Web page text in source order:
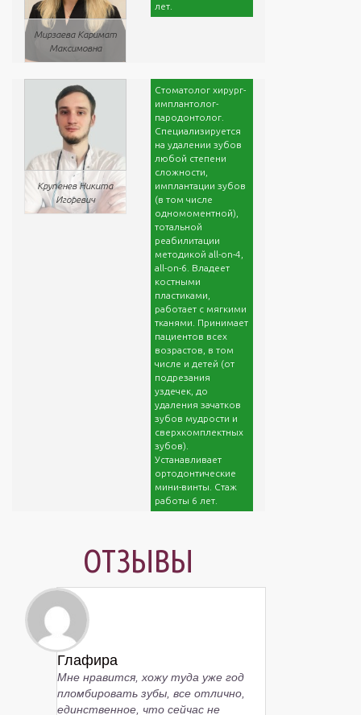
Мирзаева Каримат
Максимовна
лет.
Крупенев Никита
Игоревич
Стоматолог хирург-
имплантолог-
пародонтолог.
Специализируется
на удалении зубов
любой степени
сложности,
имплантации зубов
(в том числе
одномоментной),
тотальной
реабилитации
методикой all-on-4,
all-on-6. Владеет
костными
пластиками,
работает с мягкими
тканями. Принимает
пациентов всех
возрастов, в том
числе и детей (от
подрезания
уздечек, до
удаления зачатков
зубов мудрости и
сверхкомплектных
зубов).
Устанавливает
ортодонтические
мини-винты. Стаж
работы 6 лет.
ОТЗЫВЫ
Глафира
Мне нравится, хожу туда уже год
пломбировать зубы, все отлично,
единственное, что сейчас не